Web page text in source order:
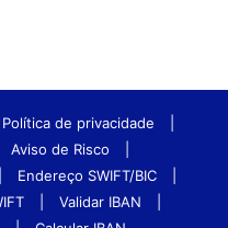
Política de privacidade
Aviso de Risco
Endereço SWIFT/BIC
Validar IBAN